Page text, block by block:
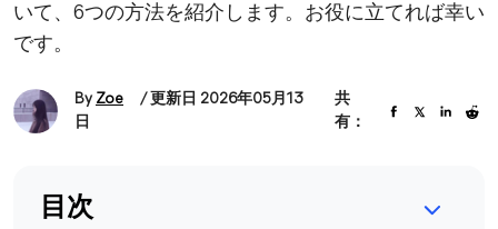
いて、6つの方法を紹介します。お役に立てれば幸い
です。
By Zoe
/ 更新日 2026年05月13
日
共
有：
目次